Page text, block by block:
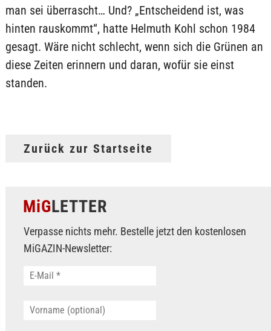
man sei überrascht… Und? „Entscheidend ist, was
hinten rauskommt“, hatte Helmuth Kohl schon 1984
gesagt. Wäre nicht schlecht, wenn sich die Grünen an
diese Zeiten erinnern und daran, wofür sie einst
standen.
Zurück zur Startseite
MiGLETTER
Verpasse nichts mehr. Bestelle jetzt den kostenlosen
MiGAZIN-Newsletter: